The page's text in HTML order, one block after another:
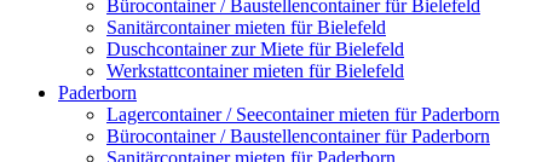
Bürocontainer / Baustellencontainer für Bielefeld
Sanitärcontainer mieten für Bielefeld
Duschcontainer zur Miete für Bielefeld
Werkstattcontainer mieten für Bielefeld
Paderborn
Lagercontainer / Seecontainer mieten für Paderborn
Bürocontainer / Baustellencontainer für Paderborn
Sanitärcontainer mieten für Paderborn